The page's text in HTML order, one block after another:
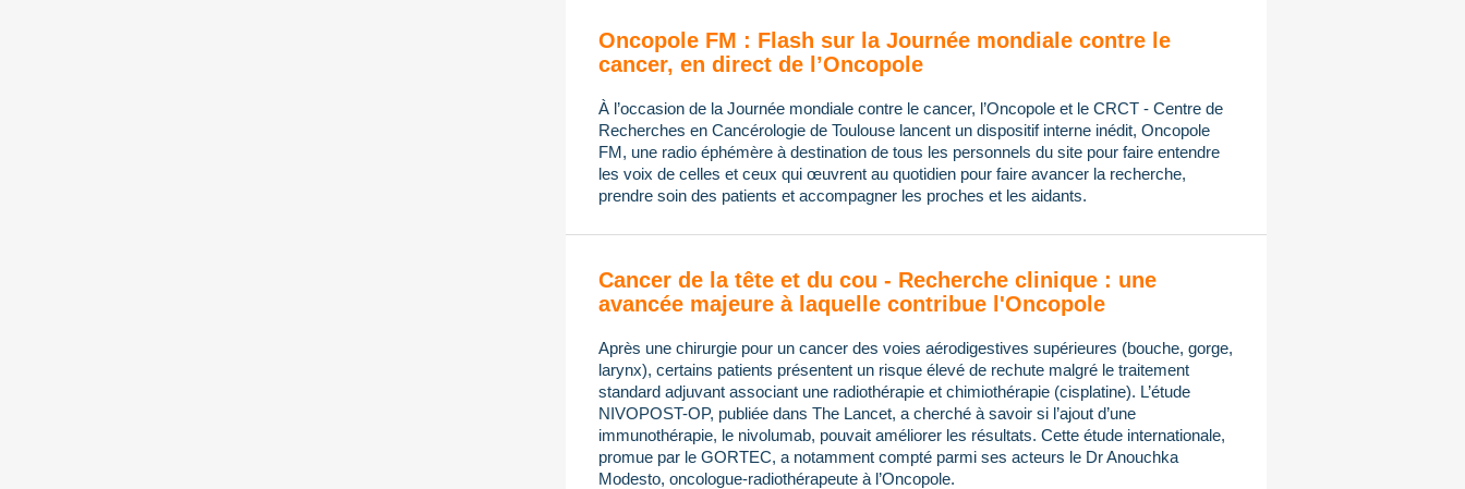
Oncopole FM : Flash sur la Journée mondiale contre le
cancer, en direct de l’Oncopole
À l’occasion de la Journée mondiale contre le cancer, l’Oncopole et le CRCT - Centre de
Recherches en Cancérologie de Toulouse lancent un dispositif interne inédit, Oncopole
FM, une radio éphémère à destination de tous les personnels du site pour faire entendre
les voix de celles et ceux qui œuvrent au quotidien pour faire avancer la recherche,
prendre soin des patients et accompagner les proches et les aidants.
Cancer de la tête et du cou - Recherche clinique : une
avancée majeure à laquelle contribue l'Oncopole
Après une chirurgie pour un cancer des voies aérodigestives supérieures (bouche, gorge,
larynx), certains patients présentent un risque élevé de rechute malgré le traitement
standard adjuvant associant une radiothérapie et chimiothérapie (cisplatine). L’étude
NIVOPOST-OP, publiée dans The Lancet, a cherché à savoir si l’ajout d’une
immunothérapie, le nivolumab, pouvait améliorer les résultats. Cette étude internationale,
promue par le GORTEC, a notamment compté parmi ses acteurs le Dr Anouchka
Modesto, oncologue-radiothérapeute à l’Oncopole.